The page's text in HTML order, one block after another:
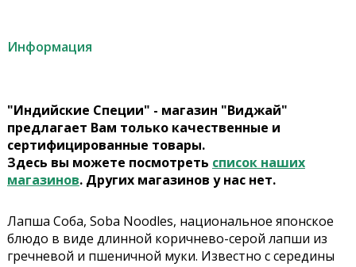
Информация
"Индийские Специи" - магазин "Виджай"
предлагает Вам только качественные и
сертифицированные товары.
Здесь вы можете посмотреть список наших
магазинов. Других магазинов у нас нет.
Лапша Соба, Soba Noodles, национальное японское
блюдо в виде длинной коричнево-серой лапши из
гречневой и пшеничной муки. Известно с середины